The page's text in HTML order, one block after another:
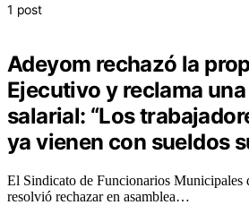
1 post
Adeyom rechazó la
Ejecutivo y reclama
salarial: “Los
ya vienen con sueldos
El Sindicato de Funcionarios Municipales
resolvió rechazar en asamblea…